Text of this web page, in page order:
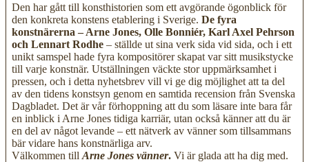
Den har gått till konsthistorien som ett avgörande ögonblick för
den konkreta konstens etablering i Sverige. De fyra
konstnärerna – Arne Jones, Olle Bonniér, Karl Axel Pehrson
och Lennart Rodhe – ställde ut sina verk sida vid sida, och i ett
unikt samspel hade fyra kompositörer skapat var sitt musikstycke
till varje konstnär. Utställningen väckte stor uppmärksamhet i
pressen, och i detta nyhetsbrev vill vi ge dig möjlighet att ta del
av den tidens konstsyn genom en samtida recension från Svenska
Dagbladet. Det är vår förhoppning att du som läsare inte bara får
en inblick i Arne Jones tidiga karriär, utan också känner att du är
en del av något levande – ett nätverk av vänner som tillsammans
bär vidare hans konstnärliga arv.
Välkommen till Arne Jones vänner. Vi är glada att ha dig med.